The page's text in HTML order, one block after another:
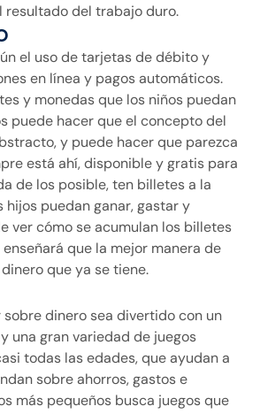
resultado del trabajo duro.
el uso de tarjetas de débito y
en línea y pagos automáticos.
y monedas que los niños puedan
puede hacer que el concepto del
y puede hacer que parezca
está ahí, disponible y gratis para
de los posible, ten billetes a la
hijos puedan ganar, gastar y
ver cómo se acumulan los billetes
que la mejor manera de
que ya se tiene.
sobre dinero sea divertido con un
una gran variedad de juegos
todas las edades, que ayudan a
sobre ahorros, gastos e
más pequeños busca juegos que